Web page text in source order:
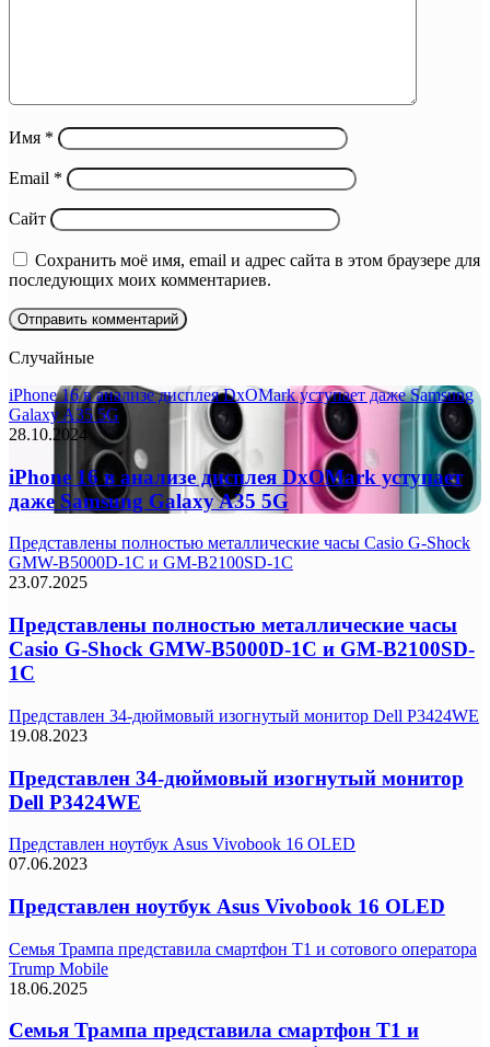
Имя *
Email *
Сайт
Сохранить моё имя, email и адрес сайта в этом браузере для
последующих моих комментариев.
Случайные
iPhone 16 в анализе дисплея DxOMark уступает даже Samsung
Galaxy A35 5G
28.10.2024
iPhone 16 в анализе дисплея DxOMark уступает
даже Samsung Galaxy A35 5G
Представлены полностью металлические часы Casio G-Shock
GMW-B5000D-1C и GM-B2100SD-1C
23.07.2025
Представлены полностью металлические часы
Casio G-Shock GMW-B5000D-1C и GM-B2100SD-
1C
Представлен 34-дюймовый изогнутый монитор Dell P3424WE
19.08.2023
Представлен 34-дюймовый изогнутый монитор
Dell P3424WE
Представлен ноутбук Asus Vivobook 16 OLED
07.06.2023
Представлен ноутбук Asus Vivobook 16 OLED
Семья Трампа представила смартфон T1 и сотового оператора
Trump Mobile
18.06.2025
Семья Трампа представила смартфон T1 и